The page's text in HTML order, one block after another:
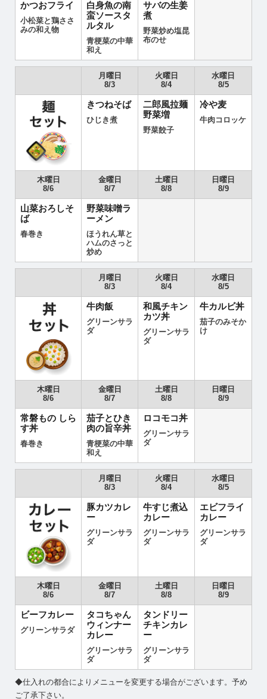
かつおフライ
小松菜と鶏ささ
みの和え物
白身魚の南
蛮ソースタ
ルタル
青梗菜の中華
和え
サバの生姜
煮
野菜炒め塩昆
布のせ
月曜日
8/3
火曜日
8/4
水曜日
8/5
きつねそば
ひじき煮
二郎風拉麺
野菜増
野菜餃子
冷や麦
牛肉コロッケ
木曜日
8/6
金曜日
8/7
土曜日
8/8
日曜日
8/9
山菜おろしそ
ば
春巻き
野菜味噌ラ
ーメン
ほうれん草と
ハムのさっと
炒め
月曜日
8/3
火曜日
8/4
水曜日
8/5
牛肉飯
グリーンサラ
ダ
和風チキン
カツ丼
グリーンサラ
ダ
牛カルビ丼
茄子のみそか
け
木曜日
8/6
金曜日
8/7
土曜日
8/8
日曜日
8/9
常磐もの しら
す丼
春巻き
茄子とひき
肉の旨辛丼
青梗菜の中華
和え
ロコモコ丼
グリーンサラ
ダ
月曜日
8/3
火曜日
8/4
水曜日
8/5
豚カツカレ
ー
グリーンサラ
ダ
牛すじ煮込
カレー
グリーンサラ
ダ
エビフライ
カレー
グリーンサラ
ダ
木曜日
8/6
金曜日
8/7
土曜日
8/8
日曜日
8/9
ビーフカレー
グリーンサラダ
タコちゃん
ウィンナー
カレー
グリーンサラ
ダ
タンドリー
チキンカレ
ー
グリーンサラ
ダ
◆仕入れの都合によりメニューを変更する場合がございます。予め
ご了承下さい。